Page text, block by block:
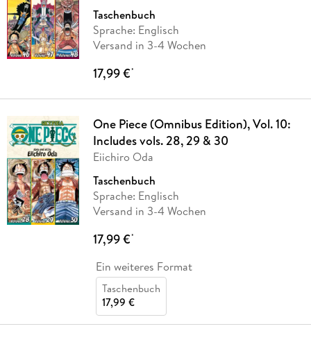
Taschenbuch
Sprache: Englisch
Versand in 3-4 Wochen
17,99 €*
One Piece (Omnibus Edition), Vol. 10:
Includes vols. 28, 29 & 30
Eiichiro Oda
Taschenbuch
Sprache: Englisch
Versand in 3-4 Wochen
17,99 €*
Ein weiteres Format
Taschenbuch
17,99 €